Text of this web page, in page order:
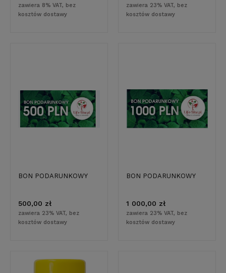
zawiera 8% VAT, bez
kosztów dostawy
zawiera 23% VAT, bez
kosztów dostawy
BON PODARUNKOWY
500,00 zł
zawiera 23% VAT, bez
kosztów dostawy
BON PODARUNKOWY
1 000,00 zł
zawiera 23% VAT, bez
kosztów dostawy